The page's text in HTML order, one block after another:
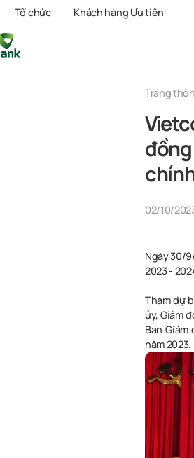
Tổ chức Khách hàng Ưu tiên
Trang
02/10/
Ngày 30/
2023 -
Tham dự
ủy, Giám
Ban Giám
năm 2023.